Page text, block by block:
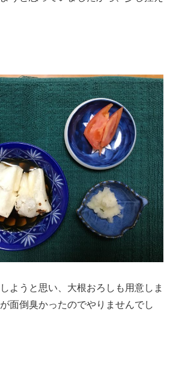
ようと思い、大根おろしも用意しま
面倒臭かったのでやりませんでし